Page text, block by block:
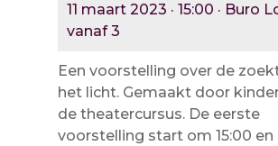
11 maart 2023 · 15:00 · Buro
vanaf 3
Een voorstelling over de
het licht. Gemaakt door
de theatercursus. De eerste
voorstelling start om 15:00 en